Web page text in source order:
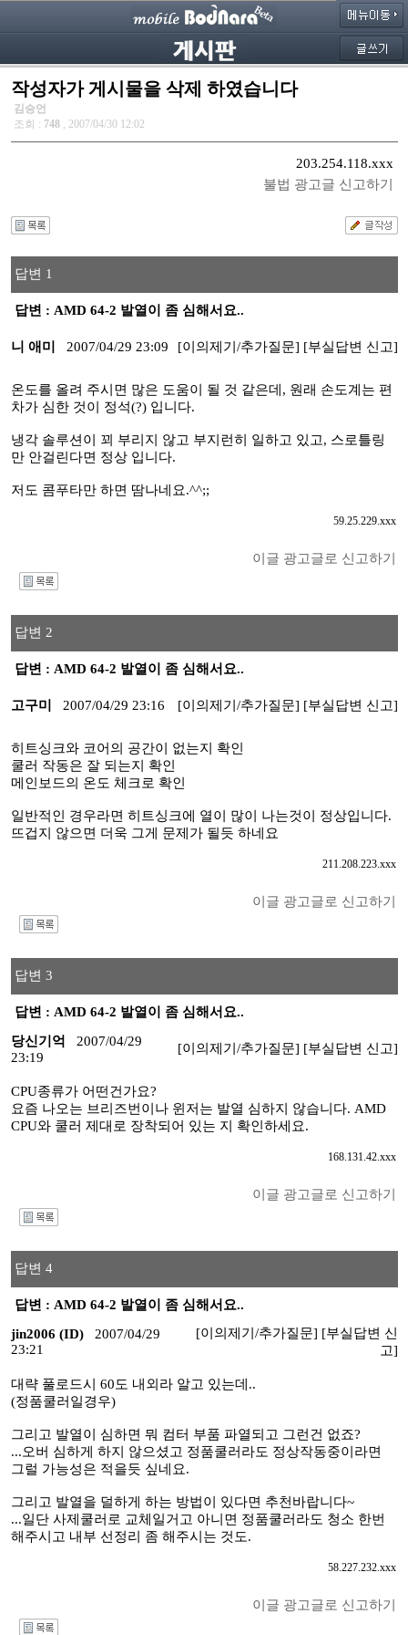
작성자가 게시물을 삭제 하였습니다
김승언
조회 : 748 , 2007/04/30 12:02
203.254.118.xxx
불법 광고글 신고하기
답변 1
답변 : AMD 64-2 발열이 좀 심해서요..
니 애미 2007/04/29 23:09 [이의제기/추가질문] [부실답변 신고]
온도를 올려 주시면 많은 도움이 될 것 같은데, 원래 손도계는 편
차가 심한 것이 정석(?) 입니다.
냉각 솔루션이 꾀 부리지 않고 부지런히 일하고 있고, 스로틀링
만 안걸린다면 정상 입니다.
저도 콤푸타만 하면 땀나네요.^^;;
59.25.229.xxx
이글 광고글로 신고하기
답변 2
답변 : AMD 64-2 발열이 좀 심해서요..
고구미 2007/04/29 23:16 [이의제기/추가질문] [부실답변 신고]
히트싱크와 코어의 공간이 없는지 확인
쿨러 작동은 잘 되는지 확인
메인보드의 온도 체크로 확인
일반적인 경우라면 히트싱크에 열이 많이 나는것이 정상입니다.
뜨겁지 않으면 더욱 그게 문제가 될듯 하네요
211.208.223.xxx
이글 광고글로 신고하기
답변 3
답변 : AMD 64-2 발열이 좀 심해서요..
당신기억
2007/04/29
23:19
[이의제기/추가질문] [부실답변 신고]
CPU종류가 어떤건가요?
요즘 나오는 브리즈번이나 윈저는 발열 심하지 않습니다. AMD
CPU와 쿨러 제대로 장착되어 있는 지 확인하세요.
168.131.42.xxx
이글 광고글로 신고하기
답변 4
답변 : AMD 64-2 발열이 좀 심해서요..
jin2006 (ID)
2007/04/29
23:21
[이의제기/추가질문] [부실답변 신
고]
대략 풀로드시 60도 내외라 알고 있는데..
(정품쿨러일경우)
그리고 발열이 심하면 뭐 컴터 부품 파열되고 그런건 없죠?
...오버 심하게 하지 않으셨고 정품쿨러라도 정상작동중이라면
그럴 가능성은 적을듯 싶네요.
그리고 발열을 덜하게 하는 방법이 있다면 추천바랍니다~
...일단 사제쿨러로 교체일거고 아니면 정품쿨러라도 청소 한번
해주시고 내부 선정리 좀 해주시는 것도.
58.227.232.xxx
이글 광고글로 신고하기